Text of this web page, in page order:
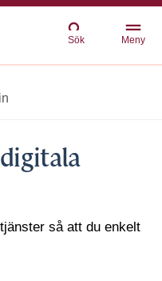
Sök Meny
så att du enkelt